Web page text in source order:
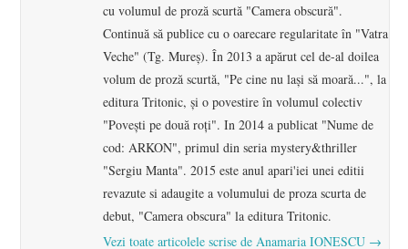
cu volumul de proză scurtă "Camera obscură".
Continuă să publice cu o oarecare regularitate în "Vatra
Veche" (Tg. Mureş). În 2013 a apărut cel de-al doilea
volum de proză scurtă, "Pe cine nu laşi să moară...", la
editura Tritonic, şi o povestire în volumul colectiv
"Poveşti pe două roţi". In 2014 a publicat "Nume de
cod: ARKON", primul din seria mystery&thriller
"Sergiu Manta". 2015 este anul apari'iei unei editii
revazute si adaugite a volumului de proza scurta de
debut, "Camera obscura" la editura Tritonic.
Vezi toate articolele scrise de Anamaria IONESCU →